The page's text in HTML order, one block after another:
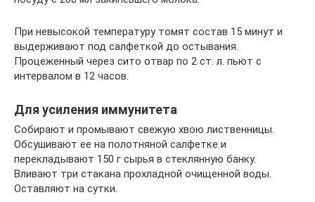
При невысокой температуру томят состав 15 минут и
выдерживают под салфеткой до остывания.
Процеженный через сито отвар по 2 ст. л. пьют с
интервалом в 12 часов.
Для усиления иммунитета
Собирают и промывают свежую хвою лиственницы.
Обсушивают ее на полотняной салфетке и
перекладывают 150 г сырья в стеклянную банку.
Вливают три стакана прохладной очищенной воды.
Оставляют на сутки.